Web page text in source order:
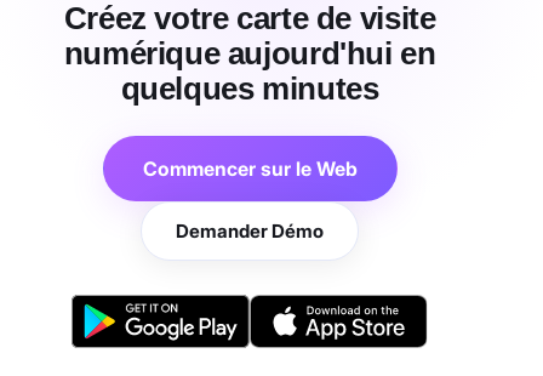
Créez votre carte de visite
numérique aujourd'hui en
quelques minutes
Commencer sur le Web
Demander Démo